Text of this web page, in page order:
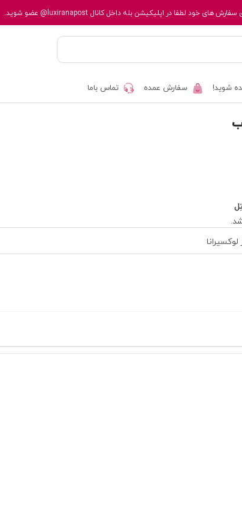
سفارش های خود لطفا در اپلیکیشن بله داخل کانال@luxiranapost عضو شوید.
شوید! سفارش عمده تماس باما